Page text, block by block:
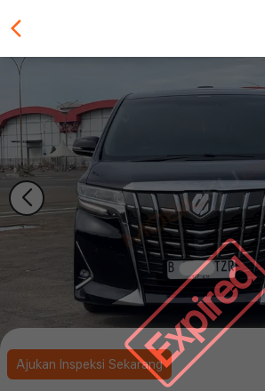
Expired
Ajukan Inspeksi Sekarang